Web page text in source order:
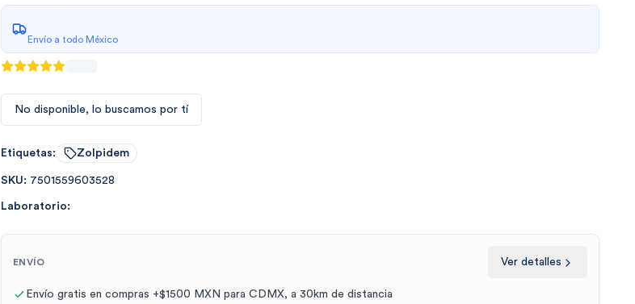
Envío a todo México
No disponible, lo buscamos por tí
Etiquetas: Zolpidem
SKU: 7501559603528
Laboratorio:
ENVÍO Ver detalles
Envío gratis en compras +$1500 MXN para CDMX, a 30km de distancia